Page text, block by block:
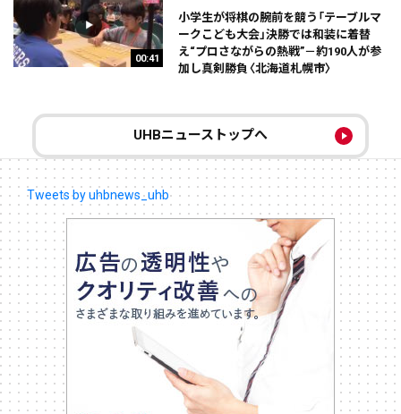
00:41
小学生が将棋の腕前を競う「テーブルマ
ークこども大会」決勝では和装に着替
え“プロさながらの熱戦”－約190人が参
加し真剣勝負〈北海道札幌市〉
UHBニューストップへ
Tweets by uhbnews_uhb